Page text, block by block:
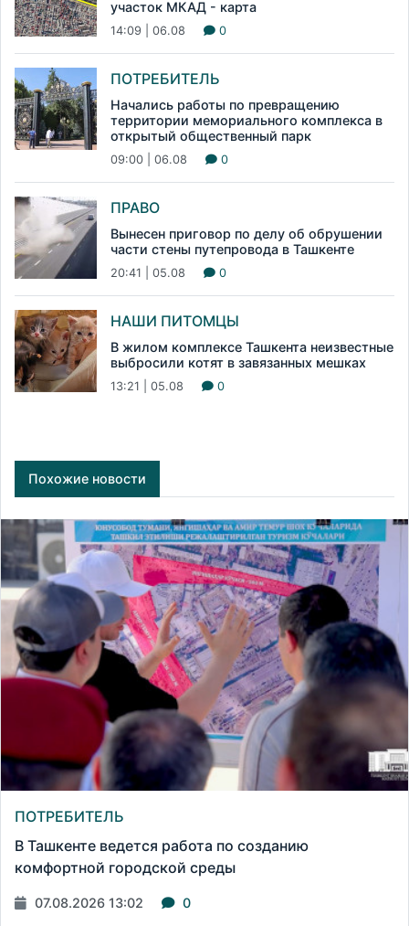
участок МКАД - карта
14:09 | 06.08 0
ПОТРЕБИТЕЛЬ
Начались работы по превращению
территории мемориального комплекса в
открытый общественный парк
09:00 | 06.08 0
ПРАВО
Вынесен приговор по делу об обрушении
части стены путепровода в Ташкенте
20:41 | 05.08 0
НАШИ ПИТОМЦЫ
В жилом комплексе Ташкента неизвестные
выбросили котят в завязанных мешках
13:21 | 05.08 0
Похожие новости
ПОТРЕБИТЕЛЬ
В Ташкенте ведется работа по созданию
комфортной городской среды
07.08.2026 13:02 0